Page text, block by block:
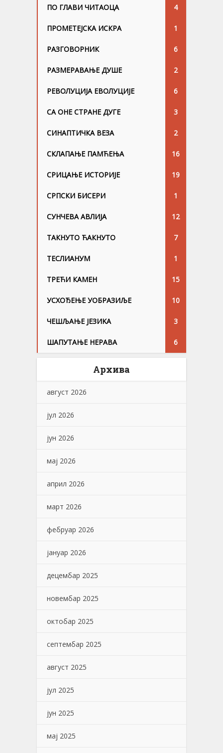
ПО ГЛАВИ ЧИТАОЦА 4
ПРОМЕТЕЈСКА ИСКРА 1
РАЗГОВОРНИК 6
РАЗМЕРАВАЊЕ ДУШЕ 2
РЕВОЛУЦИЈА ЕВОЛУЦИЈЕ 6
СА ОНЕ СТРАНЕ ДУГЕ 3
СИНАПТИЧКА ВЕЗА 2
СКЛАПАЊЕ ПАМЋЕЊА 16
СРИЦАЊЕ ИСТОРИЈЕ 19
СРПСКИ БИСЕРИ 1
СУНЧЕВА АВЛИЈА 12
ТАКНУТО ЋАКНУТО 7
ТЕСЛИАНУМ 1
ТРЕЋИ КАМЕН 15
УСХОЂЕЊЕ УОБРАЗИЉЕ 10
ЧЕШЉАЊЕ ЈЕЗИKА 3
ШАПУТАЊЕ НЕРАВА 6
Архива
август 2026
јул 2026
јун 2026
мај 2026
април 2026
март 2026
фебруар 2026
јануар 2026
децембар 2025
новембар 2025
октобар 2025
септембар 2025
август 2025
јул 2025
јун 2025
мај 2025